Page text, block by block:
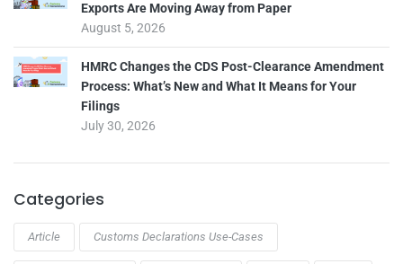
Exports Are Moving Away from Paper
August 5, 2026
HMRC Changes the CDS Post-Clearance Amendment
Process: What’s New and What It Means for Your
Filings
July 30, 2026
Categories
Article Customs Declarations Use-Cases